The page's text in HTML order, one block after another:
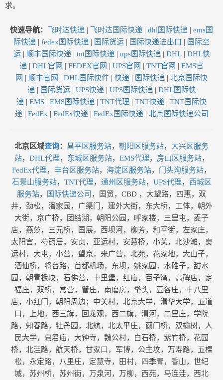
求。
快速导航： 飞时达快递 | 飞时达国际快递 | dhl国际快递 | ems国
际快递 | fedex国际快递 | 国际货运 | 国际快递进出口 | 国际空
运| 顺丰国际快递 | tnt国际快递 | ups国际快递 | DHL| DHL快
递 | DHL官网 | FEDEX官网 | UPS官网 | TNT官网 | EMS官
网 | 顺丰官网 | DHL国际快件 | 快递 | 国际快递 | 北京国际快
递 | 国际货运| UPS快递 | UPS国际快递 | DHL国际快
递 | EMS | EMS国际快递 | TNT代理 | TNT快递 | TNT国际快
递 | FedEx | FedEx快递 | FedEx国际快递 | 北京国际快递公司
北京区域查询： 昌平区服务站， 朝阳区服务站， 大兴区服务
站， DHL代理， 东城区服务站， EMS代理， 房山区服务站，
FedEx代理， 丰台区服务站， 海淀区服务站， 门头沟服务站，
石景山服务站， TNT代理， 通州区服务站， UPS代理， 西城区
服务站， 国际快递公司 ，国贸，CBD ，大望路，四惠，双
井，劲松，潘家园，广渠门，建外大街，东大桥，工体，朝外
大街，京广桥，团结湖，朝阳公园，呼家楼，三里屯，麦子
店，燕莎，三元桥，国展，西坝河，柳芳，和平街，左家庄，
太阳宫，芍药居，安贞，亚运村，安慧桥，小关，北沙滩，奥
运村，大屯，小营，望京，来广营，北苑，花家地，大山子，
酒仙桥，将台路，首都机场，东坝，姚家园，水碓子，甜水
园，朝青板块，石佛营，十里堡，红庙，百子湾，高碑店，定
福庄，双桥，常营，管庄，南磨房，垡头，豆各庄，十八里
店，小红门，朝阳周边；中关村，北京大学，清华大学，五道
口，上地，西三旗，回龙观，西二旗，清河，二里庄，学院
路，知春路，牡丹园，北航，北太平庄，蓟门桥，双榆树，人
民大学，皂君庙，大钟寺，魏公村，白石桥，紫竹桥，花园
桥，北洼路，航天桥，甘家口，军博，公主坟，万寿路，五棵
松，永定路，八里庄，定慧寺，田村，四季青，香山，世纪
城，苏州桥，苏州街，万泉河，万柳，西苑，马连洼，西北